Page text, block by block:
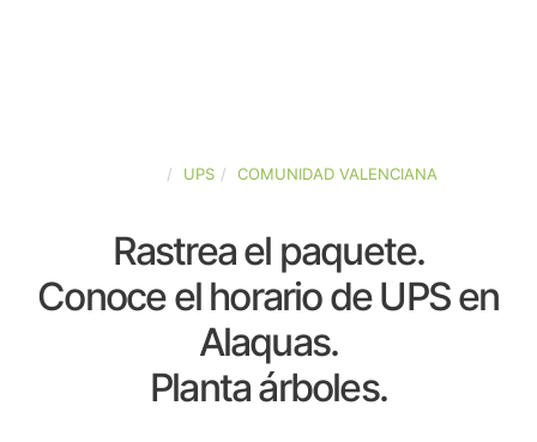
UPS COMUNIDAD VALENCIANA
Rastrea el paquete.
Conoce el horario de UPS en
Alaquas.
Planta árboles.